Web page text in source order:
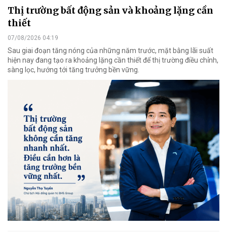
Thị trường bất động sản và khoảng lặng cần
thiết
07/08/2026 04:19
Sau giai đoạn tăng nóng của những năm trước, mặt bằng lãi suất
hiện nay đang tạo ra khoảng lặng cần thiết để thị trường điều chỉnh,
sàng lọc, hướng tới tăng trưởng bền vững.